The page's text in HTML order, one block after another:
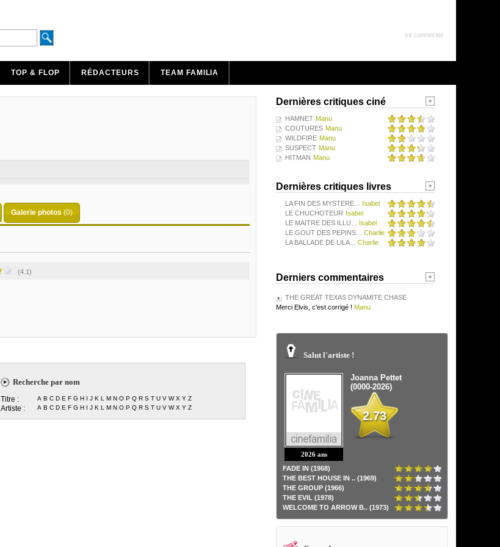
se connecter
TOP & FLOP RÉDACTEURS TEAM FAMILIA
Galerie photos (0)
(4.1)
Recherche par nom
Titre : A B C D E F G H I J K L M N O P Q R S T U V W X Y Z
Artiste : A B C D E F G H I J K L M N O P Q R S T U V W X Y Z
Dernières critiques ciné
HAMNET Manu
COUTURES Manu
WILDFIRE Manu
SUSPECT Manu
HITMAN Manu
Dernières critiques livres
LA FIN DES MYSTERE...
Isabel
LE CHUCHOTEUR Isabel
LE MAITRE DES ILLU...
Isabel
LE GOUT DES PEPINS...
Charlie
LA BALLADE DE LILA...
Charlie
Derniers commentaires
THE GREAT TEXAS DYNAMITE CHASE
Merci Elvis, c'est corrigé ! Manu
Salut l'artiste !
2026 ans
Joanna Pettet
(0000-2026)
2.73
FADE IN (1968)
THE BEST HOUSE IN .. (1969)
THE GROUP (1966)
THE EVIL (1978)
WELCOME TO ARROW B.. (1973)